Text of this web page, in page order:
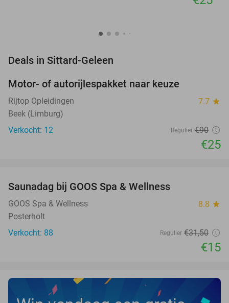
Deals in Sittard-Geleen
Motor- of autorijlespakket naar keuze
Rijtop Opleidingen 7.7 star
Beek (Limburg)
Verkocht: 12
Regulier €90
€25
TODAY
Saunadag bij GOOS Spa & Wellness
GOOS Spa & Wellness 8.8 star
Posterholt
Verkocht: 88
Regulier €31,50
€15